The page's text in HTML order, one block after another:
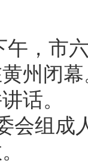
，市六
州闭
话。
组成